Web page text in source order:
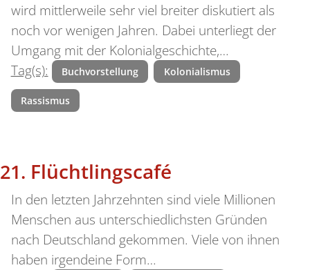
wird mittlerweile sehr viel breiter diskutiert als
noch vor wenigen Jahren. Dabei unterliegt der
Umgang mit der Kolonialgeschichte,…
Tag(s):
Buchvorstellung Kolonialismus
Rassismus
Flüchtlingscafé
In den letzten Jahrzehnten sind viele Millionen
Menschen aus unterschiedlichsten Gründen
nach Deutschland gekommen. Viele von ihnen
haben irgendeine Form…